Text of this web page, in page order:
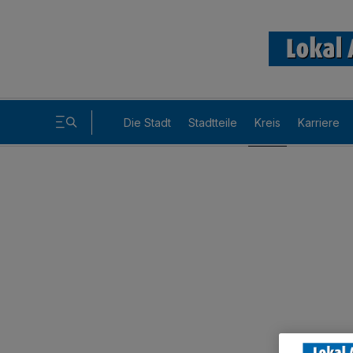
Die Stadt Stadtteile Kreis Karriere